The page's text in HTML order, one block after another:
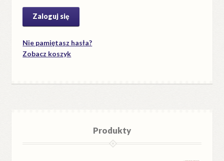
Nie pamiętasz hasła?
Zobacz koszyk
Produkty